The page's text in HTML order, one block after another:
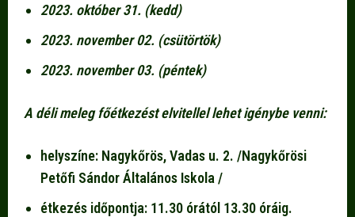
2023. október 31. (kedd)
2023. november 02. (csütörtök)
2023. november 03. (péntek)
A déli meleg főétkezést elvitellel lehet igénybe venni:
helyszíne: Nagykőrös, Vadas u. 2. /Nagykőrösi
Petőfi Sándor Általános Iskola /
étkezés időpontja: 11.30 órától 13.30 óráig.